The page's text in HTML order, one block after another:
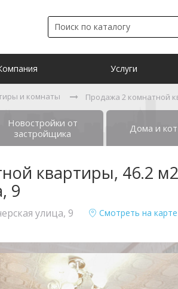
Услуги
и комнаты Продажа 2 комнатной
Новостройки от
застройщика
Дома и
квартиры, 46.2
9
улица, 9 Смотреть на карте